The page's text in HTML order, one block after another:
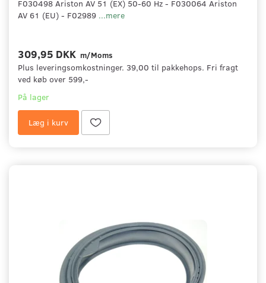
F030498 Ariston AV 51 (EX) 50-60 Hz - F030064 Ariston
AV 61 (EU) - F02989 ...mere
309,95 DKK m/Moms
Plus leveringsomkostninger. 39,00 til pakkehops. Fri fragt
ved køb over 599,-
På lager
Læg i kurv